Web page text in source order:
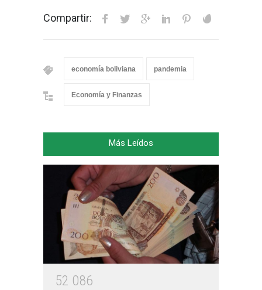
Compartir:
economía boliviana pandemia
Economía y Finanzas
Más Leídos
52 086